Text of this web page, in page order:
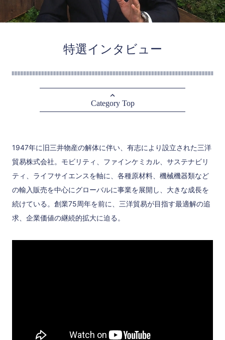
特選インタビュー
Category Top
1947年に旧三井物産の解体に伴い、有志により設立された三洋
貿易株式会社。モビリティ、ファインケミカル、サステナビリ
ティ、ライフサイエンスを軸に、各種原材料、機械機器類など
の輸入販売を中心にグローバルに事業を展開し、大きな成長を
続けている。創業75周年を前に、三洋貿易が目指す最適解の追
求、企業価値の継続的拡大に迫る。